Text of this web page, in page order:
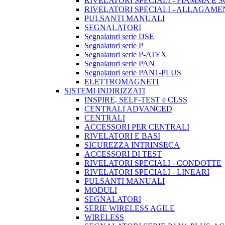
RIVELATORI SPECIALI -
PULSANTI MANUALI
SEGNALATORI
Segnalatori serie DSE
Segnalatori serie P
Segnalatori serie P-ATEX
Segnalatori serie PAN
Segnalatori serie PAN1-PLUS
ELETTROMAGNETI
SISTEMI INDIRIZZATI
INSPIRE, SELF-TEST e CLSS
CENTRALI ADVANCED
CENTRALI
ACCESSORI PER CENTRALI
RIVELATORI E BASI
SICUREZZA INTRINSECA
ACCESSORI DI TEST
RIVELATORI SPECIALI - CONDOTTE
RIVELATORI SPECIALI - LINEARI
PULSANTI MANUALI
MODULI
SEGNALATORI
SERIE WIRELESS AGILE
WIRELESS